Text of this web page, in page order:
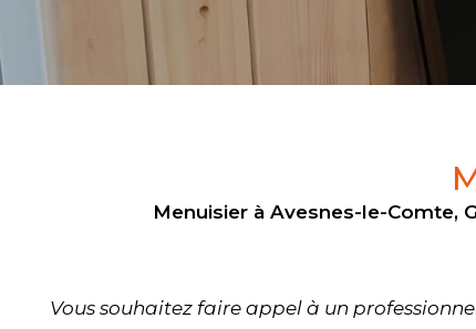
Menuisier à Avesnes-le-Comte,
Vous souhaitez faire appel à un